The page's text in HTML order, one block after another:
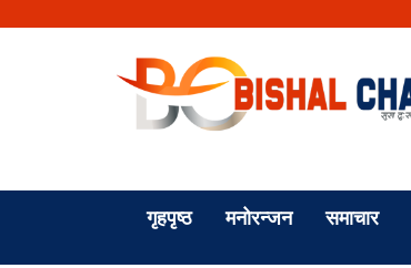
गृहपृष्ठ मनोरन्जन समाचार